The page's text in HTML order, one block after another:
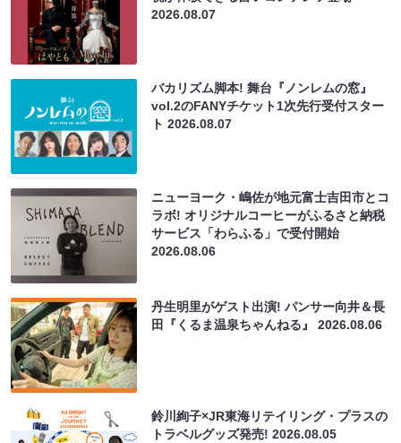
2026.08.07
バカリズム脚本! 舞台『ノンレムの窓』
vol.2のFANYチケット1次先行受付スター
ト2026.08.07
ニューヨーク・嶋佐が地元富士吉田市とコ
ラボ! オリジナルコーヒーがふるさと納税
サービス「わらふる」で受付開始
2026.08.06
丹生明里がゲスト出演! パンサー向井＆長
田『くるま温泉ちゃんねる』2026.08.06
鈴川絢子×JR東海リテイリング・プラスの
トラベルグッズ発売!2026.08.05